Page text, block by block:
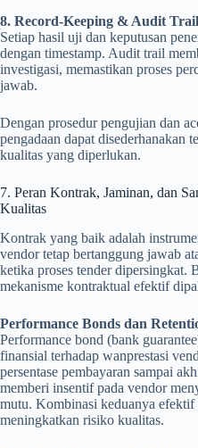
8. Record-Keeping & Audit Trail
Setiap hasil uji dan keputusan
dengan timestamp. Audit trail
investigasi, memastikan proses
jawab.
Dengan prosedur pengujian dan
pengadaan dapat disederhanakan
kualitas yang diperlukan.
7. Peran Kontrak, Jaminan, dan
Kualitas
Kontrak yang baik adalah
vendor tetap bertanggung jawab
ketika proses tender dipersingkat.
mekanisme kontraktual efektif
Performance Bonds dan
Performance bond (bank
finansial terhadap wanprestasi
persentase pembayaran sampai
memberi insentif pada vendor
mutu. Kombinasi keduanya efektif
meningkatkan risiko kualitas.